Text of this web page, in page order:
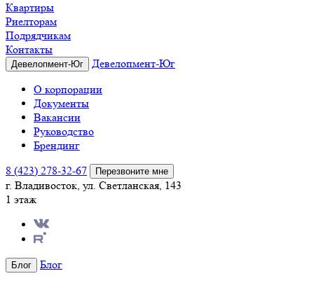
Квартиры
Риелторам
Подрядчикам
Контакты
Девелопмент-Юг
Девелопмент-Юг
О корпорации
Документы
Вакансии
Руководство
Брендинг
8 (423) 278-32-67
Перезвоните мне
г. Владивосток, ул. Светланская, 143
1 этаж
Блог
Блог